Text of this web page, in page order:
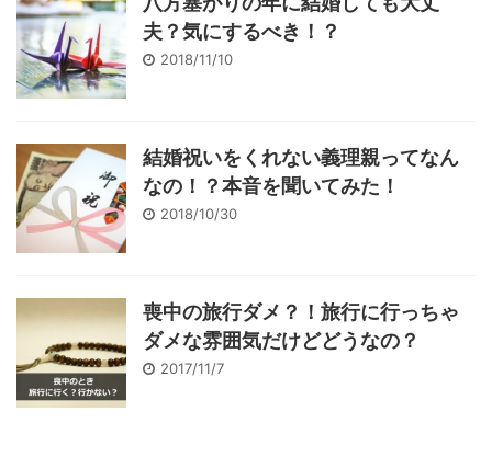
夫？気にするべき！？
2018/11/10
結婚祝いをくれない義理親ってなん
なの！？本音を聞いてみた！
2018/10/30
喪中の旅行ダメ？！旅行に行っちゃ
ダメな雰囲気だけどどうなの？
2017/11/7